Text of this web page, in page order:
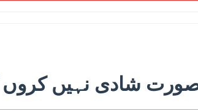
شادی نہیں